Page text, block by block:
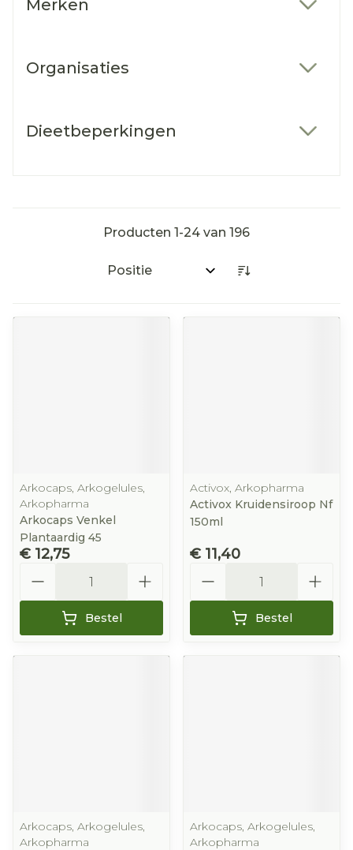
Merken
Organisaties
Dieetbeperkingen
Producten 1-24 van 196
Sorteer op:
Arkocaps, Arkogelules,
Arkopharma
Arkocaps Venkel
Plantaardig 45
€ 12,75
Bestel
Activox, Arkopharma
Activox Kruidensiroop Nf
150ml
€ 11,40
Bestel
Arkocaps, Arkogelules,
Arkopharma
Arkocaps, Arkogelules,
Arkopharma